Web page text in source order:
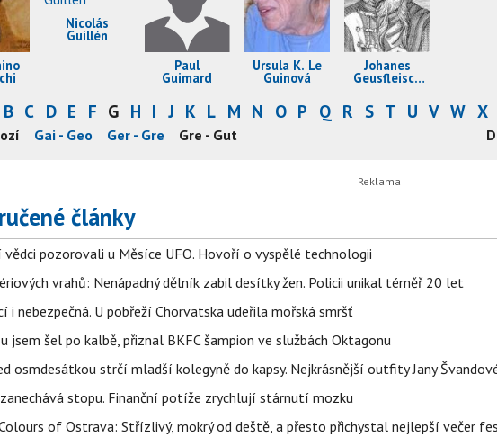
Nicolás
Guillén
Paul
Guimard
Ursula K. Le
Guinová
Johanes
Geusfleisch
B C D E F G H I J K L M N O P Q R S T U V W X
Gai - Geo Ger - Gre Gre - Gut
články
vědci pozorovali u Měsíce UFO. Hovoří o vyspělé technologii
vrahů: Nenápadný dělník zabil desítky žen. Policii unikal téměř 20 let
i nebezpečná. U pobřeží Chorvatska udeřila mořská smršť
jsem šel po kalbě, přiznal BKFC šampion ve službách Oktagonu
osmdesátkou strčí mladší kolegyně do kapsy. Nejkrásnější outfity Jany
stopu. Finanční potíže zrychlují stárnutí mozku
of Ostrava: Střízlivý, mokrý od deště, a přesto přichystal nejlepší večer